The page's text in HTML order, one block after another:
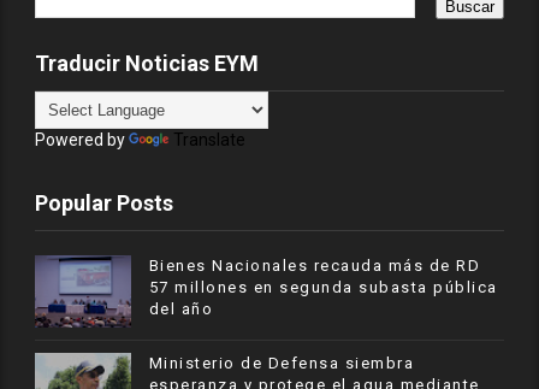
Traducir Noticias EYM
Powered by Translate
Popular Posts
Bienes Nacionales recauda más de RD
57 millones en segunda subasta pública
del año
Ministerio de Defensa siembra
esperanza y protege el agua mediante